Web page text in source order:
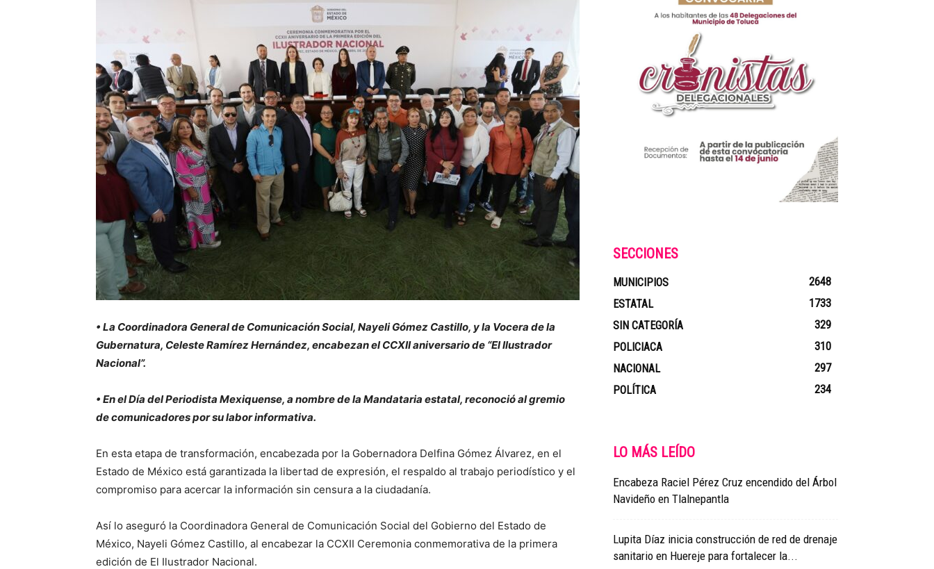
• La Coordinadora General de Comunicación Social, Nayeli Gómez Castillo, y la Vocera de la
Gubernatura, Celeste Ramírez Hernández, encabezan el CCXII aniversario de “El Ilustrador
Nacional”.
• En el Día del Periodista Mexiquense, a nombre de la Mandataria estatal, reconoció al gremio
de comunicadores por su labor informativa.
En esta etapa de transformación, encabezada por la Gobernadora Delfina Gómez Álvarez, en el
Estado de México está garantizada la libertad de expresión, el respaldo al trabajo periodístico y el
compromiso para acercar la información sin censura a la ciudadanía.
Así lo aseguró la Coordinadora General de Comunicación Social del Gobierno del Estado de
México, Nayeli Gómez Castillo, al encabezar la CCXII Ceremonia conmemorativa de la primera
edición de El Ilustrador Nacional.
SECCIONES
MUNICIPIOS
2648
ESTATAL
1733
SIN CATEGORÍA
329
POLICIACA
310
NACIONAL
297
POLÍTICA
234
LO MÁS LEÍDO
Encabeza Raciel Pérez Cruz encendido del Árbol
Navideño en Tlalnepantla
Lupita Díaz inicia construcción de red de drenaje
sanitario en Huereje para fortalecer la...